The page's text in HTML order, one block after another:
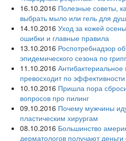
16.10.2016 Полезные советы,
выбрать мыло или гель для
14.10.2016 Уход за кожей
ошибки и главные правила
13.10.2016 Роспотребнадзор
эпидемического сезона по
11.10.2016
превосходит по
10.10.2016 Пришла пора
вопросов про пилинг
09.10.2016 Почему мужчины
пластическим хирургам
08.10.2016 Большинство
дерматологов получают